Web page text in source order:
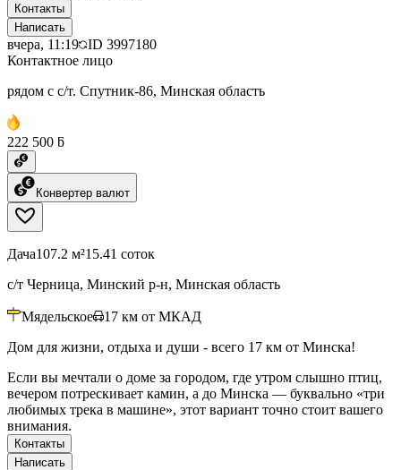
Контакты
Написать
вчера, 11:19 ID 3997180
Контактное лицо
рядом с с/т. Спутник-86, Минская область
222 500 ƃ
Конвертер валют
Дача107.2 м²15.41 соток
с/т Черница, Минский р-н, Минская область
Мядельское 17 км от МКАД
Дом для жизни, отдыха и души - всего 17 км от Минска!
Если вы мечтали о доме за городом, где утром слышно птиц,
вечером потрескивает камин, а до Минска — буквально «три
любимых трека в машине», этот вариант точно стоит вашего
внимания.
Контакты
Написать